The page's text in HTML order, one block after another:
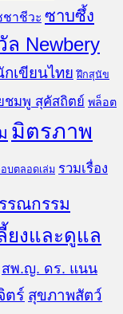
ชาชีวะ ซาบซึ้ง
Newbery
เขียนไทย ฝึกสุนัข
ชมพู สุคัสถิตย์ พล็อต
มิตรภาพ
บตลอดเล่ม รวมเรื่อง
รณกรรม
ยงและดูแล
สพ.ญ. ดร. แนน
ตร์ สุขภาพสัตว์